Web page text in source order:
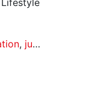
, jungbleiben